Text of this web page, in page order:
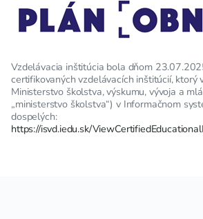
Vzdelávacia inštitúcia bola dňom
certifikovaných vzdelávacích inštitúcií, ktorý
Ministerstvo školstva, výskumu, vývoja a
„ministerstvo školstva“) v Informačnom
dospelých:
https://isvd.iedu.sk/